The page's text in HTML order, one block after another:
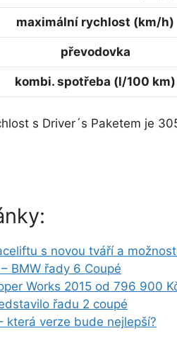
maximální rychlost (km/h)
převodovka
kombi. spotřeba (l/100 km)
s Driver´s Paketem je
s novou tváří a
BMW řady 6 Coupé
Works 2015 od 796 900
řadu 2 coupé
která verze bude nejlepší?